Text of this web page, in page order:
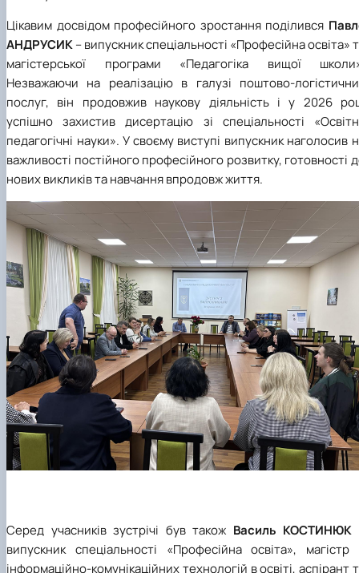
Цікавим досвідом професійного зростання поділився
АНДРУСИК– випускник спеціальності «Професійна освіта»
магістерської програми «Педагогіка вищої
Незважаючи на реалізацію в галузі поштово-
послуг, він продовжив наукову діяльність і у 2026
успішно захистив дисертацію зі спеціальності
педагогічні науки». У своєму виступі випускник наголосив
важливості постійного професійного розвитку, готовності
нових викликів та навчання впродовж життя.
Серед учасників зустрічі був також Василь КОСТИНЮК
випускник спеціальності «Професійна освіта», магістр
інформаційно-комунікаційних технологій в освіті, аспірант